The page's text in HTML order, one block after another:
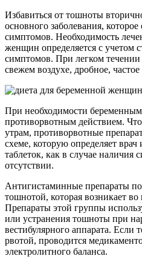
Избавиться от тошноты
основного заболевания,
симптомов. Необходимость
женщин определяется с учетом
симптомов. При легком
свежем воздухе, дробное,
При необходимости беременным
противорвотным действием.
утрам, противорвотные
схеме, которую определяет
таблеток, как в случае наличия
отсутствии.
Антигистаминные препараты
тошнотой, которая возникает во
Препараты этой группы
или устранения тошноты при
вестибулярного аппарата. Если
рвотой, проводится
электролитного баланса.